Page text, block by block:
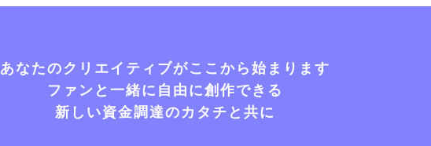
あなたのクリエイティブがここから始まります
ファンと一緒に自由に創作できる
新しい資金調達のカタチと共に